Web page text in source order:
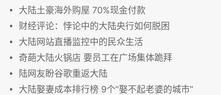
大陆土豪海外购屋 70%现金付款
财经评论：悖论中的大陆央行如何脱困
大陆网站直播监控中的民众生活
奇葩大陆火锅店 要员工在广场集体跪拜
陆网友盼谷歌重返大陆
大陆娶妻成本排行榜 9个“娶不起老婆的城市”